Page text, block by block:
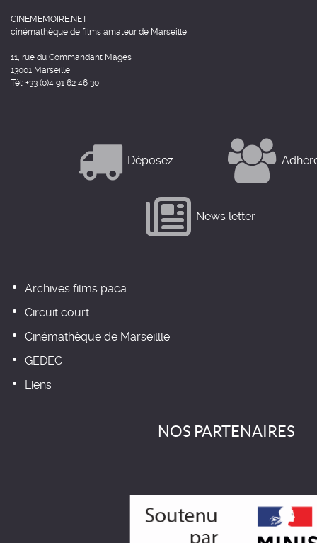
CINEMEMOIRE.NET
cinémathèque de films amateur de Marseille
11, rue du Commandant Mages
13001 Marseille
Tél: +33 (0)4 91 62 46 30
Déposez
News letter
Archives films paca
Circuit court
Cinémathèque de Marseillle
GEDEC
Liens
NOS PARTENAIRES